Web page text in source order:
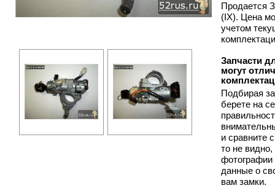
Продается
(IX). Цена
учетом
Запчасти
могут
Подбирая
берете на
и сравните
то не
фотографии
данные о
вам замки.